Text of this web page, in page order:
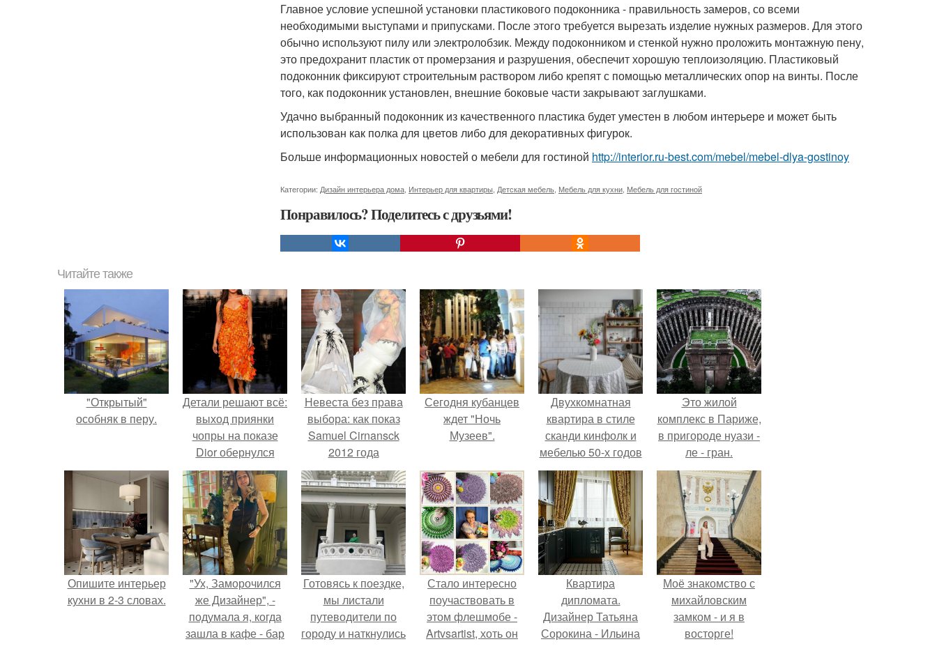
Главное условие успешной установки пластикового подоконника - правильность замеров, со всеми
необходимыми выступами и припусками. После этого требуется вырезать изделие нужных размеров. Для этого
обычно используют пилу или электролобзик. Между подоконником и стенкой нужно проложить монтажную пену,
это предохранит пластик от промерзания и разрушения, обеспечит хорошую теплоизоляцию. Пластиковый
подоконник фиксируют строительным раствором либо крепят с помощью металлических опор на винты. После
того, как подоконник установлен, внешние боковые части закрывают заглушками.
Удачно выбранный подоконник из качественного пластика будет уместен в любом интерьере и может быть
использован как полка для цветов либо для декоративных фигурок.
Больше информационных новостей о мебели для гостиной http://interior.ru-best.com/mebel/mebel-dlya-gostinoy
Категории: Дизайн интерьера дома Интерьер для квартиры Детская мебель Мебель для кухни Мебель для гостиной
Понравилось? Поделитесь с друзьями!
Читайте также
"Открытый"
особняк в перу.
Детали решают всё:
выход приянки
чопры на показе
Dior обернулся
шквалом критики
из-за небрежного
пошива.
Невеста без права
выбора: как показ
Samuel Cirnansck
2012 года
превратил подиум
в манифест против
принуждения.
Сегодня кубанцев
ждет "Ночь
Музеев".
Двухкомнатная
квартира в стиле
сканди кинфолк и
мебелью 50-х годов
в высотке на
котельнической.
Это жилой
комплекс в Париже,
в пригороде нуази -
ле - гран.
Опишите интерьер
кухни в 2-3 словах.
"Ух, Заморочился
же Дизайнер", -
подумала я, когда
зашла в кафе - бар
Готовясь к поездке,
мы листали
путеводители по
городу и наткнулись
Стало интересно
поучаствовать в
этом флешмобе -
Artvsartist, хоть он
Квартира
дипломата.
Дизайнер Татьяна
Сорокина - Ильина
Моё знакомство с
михайловским
замком - и я в
восторге!